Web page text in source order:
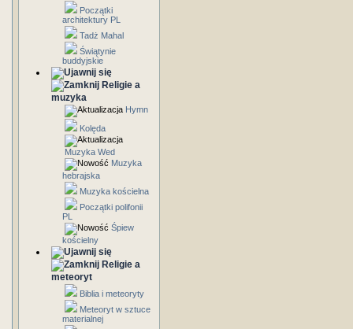
Początki
architektury PL
Tadż Mahal
Świątynie
buddyjskie
Religie a
muzyka
Hymn
Kolęda
Muzyka Wed
Muzyka
hebrajska
Muzyka kościelna
Początki polifonii
PL
Śpiew
kościelny
Religie a
meteoryt
Biblia i meteoryty
Meteoryt w sztuce
materialnej